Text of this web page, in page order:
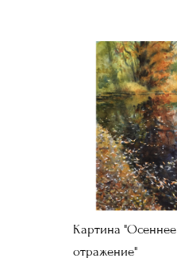
Картина "Осеннее
отражение"